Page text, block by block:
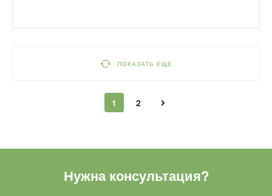
ПОКАЗАТЬ ЕЩЕ
1 2
Нужна консультация?